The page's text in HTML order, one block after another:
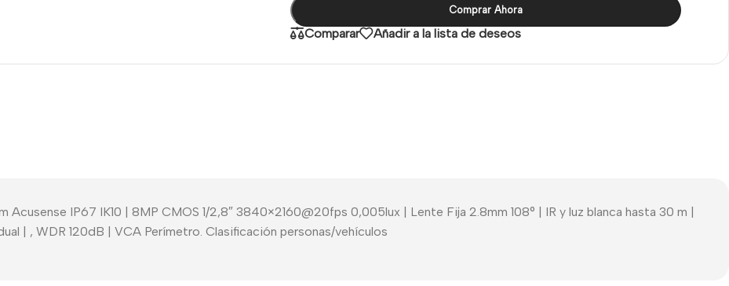
Comprar Ahora
Comparar Añadir a la lista de deseos
IP67 IK10 | 8MP CMOS 1/2,8″ 3840×2160@20fps 0,005lux | Lente Fija 2.8mm 108° | IR y luz blanca hasta 30 m |
| , WDR 120dB | VCA Perímetro. Clasificación personas/vehículos